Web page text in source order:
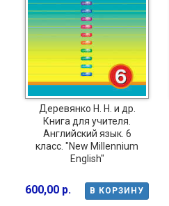
Деревянко Н. Н. и др.
Книга для учителя.
Английский язык. 6
класс. "New Millennium
English"
В КОРЗИНУ
600,00 р.